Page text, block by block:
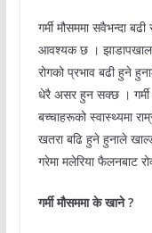
गर्मी मौसममा सवैभन्दा
आवश्यक छ ।
रोगको प्रभाव बढी हुने
धेरै असर हुन सक्छ । गर्मी
बच्चाहरूको स्वास्थ्यमा
खतरा बढि हुने हुनाले
गरेमा मलेरिया फैलनबाट
गर्मी मौसममा के खाने ?